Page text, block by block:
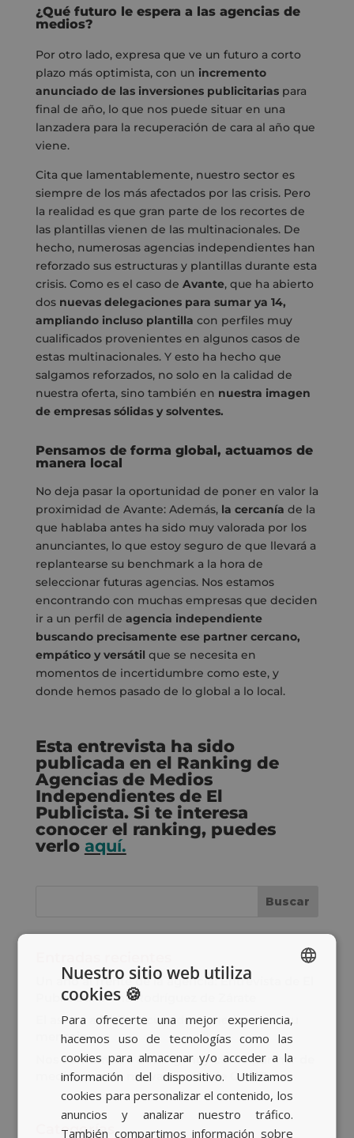
¿Qué futuro le espera a las agencias de
medios?
Por otro lado, expresa que ve un futuro a corto
plazo más optimista, con un incremento
anunciado de las inversiones publicitariaspara
final de año, lo que nos puede situar en una
lanzadera para la recuperación de cara al año que
viene.
Cita que lamentablemente, nuestro sector es
siempre de los más afectados por las crisis. Pero
la realidad es que gran parte de los recortes de
las plantillas vienen de las multinacionales. De
hecho, numerosas agencias independientes han
reforzado sus estructuras y plantillas durante esta
crisis. Como es el caso de Avante, que ha abierto
dos nuevas delegaciones para sumar ya 14,
ampliando incluso plantilla con perfiles muy
cualificados provenientes en algunos casos de
estas multinacionales. Y esto ha hecho que
salgamos reforzados, no solo en la calidad de
nuestra oferta, sino también en nuestra imagen
de empresas sólidas y solventes.
Pensamos de forma global, actuamos de
manera local
No deja pasar la oportunidad de poner en valor la
proximidad de Avante: Además, la cercanía de la
que hablaba antes ha sido muy valorada por los
anunciantes, lo que estoy seguro de que llevará a
replantearse su benchmark a la hora de
seleccionar futuras agencias. Nos estamos
encontrando con muchas empresas que deciden
ir a un perfil de agencia independiente
buscando precisamente ese partner cercano,
empático y versátil que se necesita en
momentos de incertidumbre como este, y
donde hemos pasado de lo global a lo local.
Esta entrevista ha sido
publicada en el Ranking de
Agencias de Medios
Independientes de El
Publicista. Si te interesa
conocer el ranking, puedes
verlo aquí.
Un año al frente de la agencia: Entrevista de El
Publicista a Ana Rodríguez de Zárate
El asalto a TikTok: cuando el medio no es tu
mensaje
Nos sumamos a Bob Agency como partner de
medios para la nueva cuenta de GASIB
Categorías
BASQUE
ENGLISH
Nuestro sitio web utiliza
cookies 🍪
Para ofrecerte una mejor experiencia,
hacemos uso de tecnologías como las
cookies para almacenar y/o acceder a la
información del dispositivo. Utilizamos
cookies para personalizar el contenido, los
anuncios y analizar nuestro tráfico.
También compartimos información sobre